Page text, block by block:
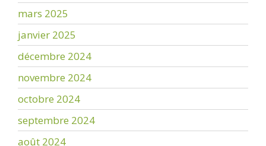
mars 2025
janvier 2025
décembre 2024
novembre 2024
octobre 2024
septembre 2024
août 2024